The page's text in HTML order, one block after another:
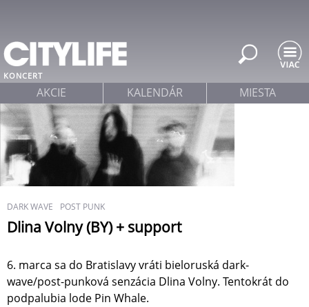
KONCERT
DARK WAVE POST PUNK
Dlina Volny (BY) + support
6. marca sa do Bratislavy vráti bieloruská dark-
wave/post-punková senzácia Dlina Volny. Tentokrát do
podpalubia lode Pin Whale.
AKCIE KALENDÁR MIESTA